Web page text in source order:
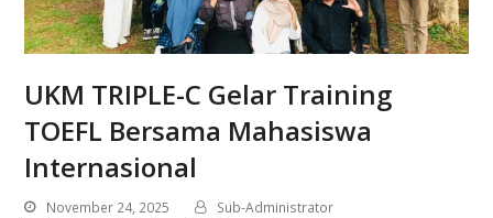
UKM TRIPLE-C Gelar Training
TOEFL Bersama Mahasiswa
Internasional
November 24, 2025
Sub-Administrator